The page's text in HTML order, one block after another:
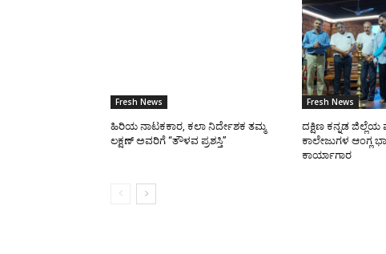
Fresh News
ಹಿರಿಯ ನಾಟಕಕಾರ, ಕಲಾ ನಿರ್ದೇಶಕ ತಮ್ಮ
ಲಕ್ಷಣ್ ಅವರಿಗೆ “ತೌಳವ ಪ್ರಶಸ್ತಿ”
Fresh News
ದಕ್ಷಿಣ ಕನ್ನಡ
ಕಾಲೇಜುಗಳ ಆಂಗ್ಲ
ಕಾರ್ಯಾಗಾರ